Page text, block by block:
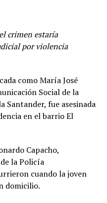
crimen estaría
por violencia
como María José
Social de la
Santander, fue asesinada
en el barrio El
Capacho,
la Policía
cuando la joven
domicilio.